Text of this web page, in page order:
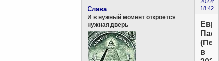
2022г.
18:42
Слава
И в нужный момент откроется
нужная дверь
в